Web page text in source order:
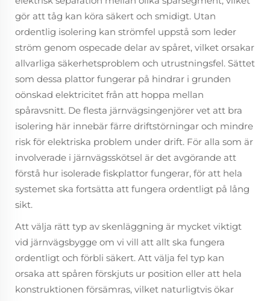
gör att tåg kan köra säkert och smidigt. Utan
ordentlig isolering kan strömfel uppstå som leder
ström genom ospecade delar av spåret, vilket orsakar
allvarliga säkerhetsproblem och utrustningsfel. Sättet
som dessa plattor fungerar på hindrar i grunden
oönskad elektricitet från att hoppa mellan
spåravsnitt. De flesta järnvägsingenjörer vet att bra
isolering här innebär färre driftstörningar och mindre
risk för elektriska problem under drift. För alla som är
involverade i järnvägsskötsel är det avgörande att
förstå hur isolerade fiskplattor fungerar, för att hela
systemet ska fortsätta att fungera ordentligt på lång
sikt.
Att välja rätt typ av skenläggning är mycket viktigt
vid järnvägsbygge om vi vill att allt ska fungera
ordentligt och förbli säkert. Att välja fel typ kan
orsaka att spåren förskjuts ur position eller att hela
konstruktionen försämras, vilket naturligtvis ökar